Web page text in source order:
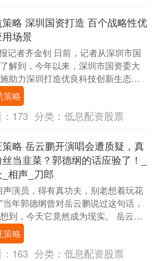
略 深圳国资打造 百个战略性优
用场景
记者齐金钊 日前，记者从深圳市国
解到，今年以来，深圳市国资委大
助力深圳打造优良科技创新生态和
展环境系列行动，促进科技创新和
新深度....
策略
173 分类： 低息配资股票
策略 岳云鹏开演唱会遭质疑，真
当韭菜？郭德纲的话应验了！_
相声_刀郎
声演员，得有真功夫，别老想着玩花
当年郭德纲曾对岳云鹏说过这句话，
到，今天它竟然成为现实。 岳云鹏
会门票售价高达1580元，这一消息
....
策略
163 分类： 低息配资股票